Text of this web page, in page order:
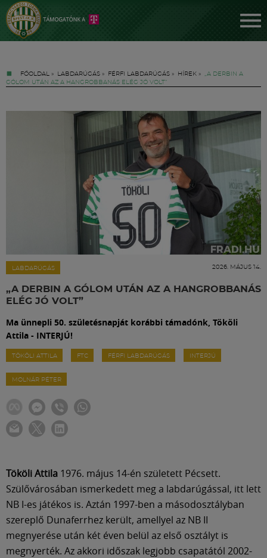
FŐOLDAL » LABDARÚGÁS » FÉRFI LABDARÚGÁS » HÍREK » „A DERBIN A
GÓLOM UTÁN AZ A HANGROBBANÁS ELÉG JÓ VOLT”
LABDARÚGÁS 2026. MÁJUS 14.
„A DERBIN A GÓLOM UTÁN AZ A HANGROBBANÁS
ELÉG JÓ VOLT”
Ma ünnepli 50. születésnapját korábbi támadónk, Tököli
Attila - INTERJÚ!
TÖKÖLI ATTILA FTC FÉRFI LABDARÚGÁS INTERJÚ
MOLNÁR PÉTER
Tököli Attila 1976. május 14-én született Pécsett.
Szülővárosában ismerkedett meg a labdarúgással, itt lett
NB I-es játékos is. Aztán 1997-ben a másodosztályban
szereplő Dunaferrhez került, amellyel az NB II
megnyerése után két éven belül az első osztályt is
megnyerték. Az akkori időszak legjobb csapatától 2002-
Labdarúgás
Meccscenter
Klub
Szolgáltatások
Közösség
Múzeum